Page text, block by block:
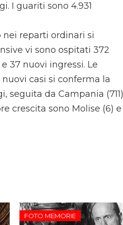
I guariti sono 4.931
nei reparti ordinari si
vi sono ospitati 372
37 nuovi ingressi. Le
nuovi casi si conferma la
da Campania (711)
crescita sono Molise (6) e
FOTO MEMORIE